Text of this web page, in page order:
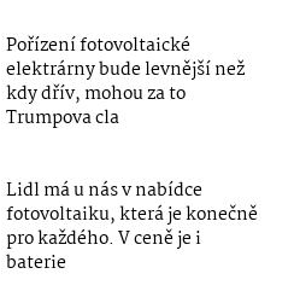
Pořízení fotovoltaické
elektrárny bude levnější než
kdy dřív, mohou za to
Trumpova cla
Lidl má u nás v nabídce
fotovoltaiku, která je konečně
pro každého. V ceně je i
baterie